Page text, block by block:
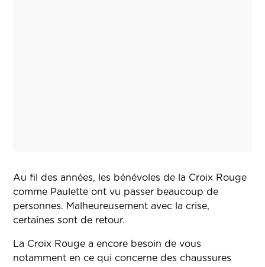
Au fil des années, les bénévoles de la Croix Rouge
comme Paulette ont vu passer beaucoup de
personnes. Malheureusement avec la crise,
certaines sont de retour.
La Croix Rouge a encore besoin de vous
notamment en ce qui concerne des chaussures